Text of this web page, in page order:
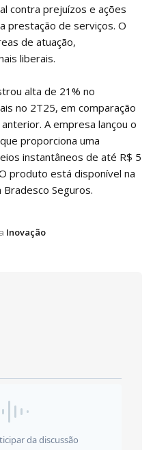
contra prejuízos e ações
prestação de serviços. O
de atuação,
liberais.
alta de 21% no
no 2T25, em comparação
A empresa lançou o
proporciona uma
instantâneos de até R$ 5
produto está disponível na
Seguros.
Inovação